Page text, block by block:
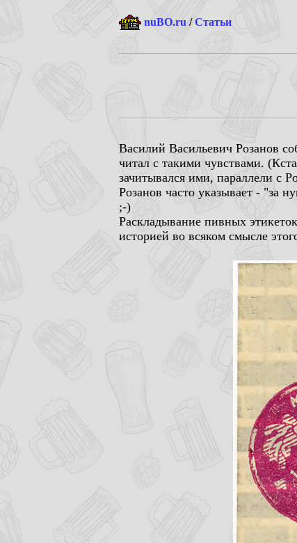
nuBO.ru /Статьи
Василий Васильевич Розанов
читал с такими чувствами.
зачитывался ими, параллели с
Розанов часто указывает - "за
;-)
Раскладывание пивных
историей во всяком смысле